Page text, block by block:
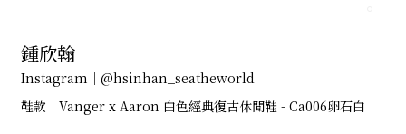
鍾欣翰
Instagram｜@hsinhan_seatheworld
鞋款｜Vanger x Aaron 白色經典復古休閒鞋 - Ca006卵石白